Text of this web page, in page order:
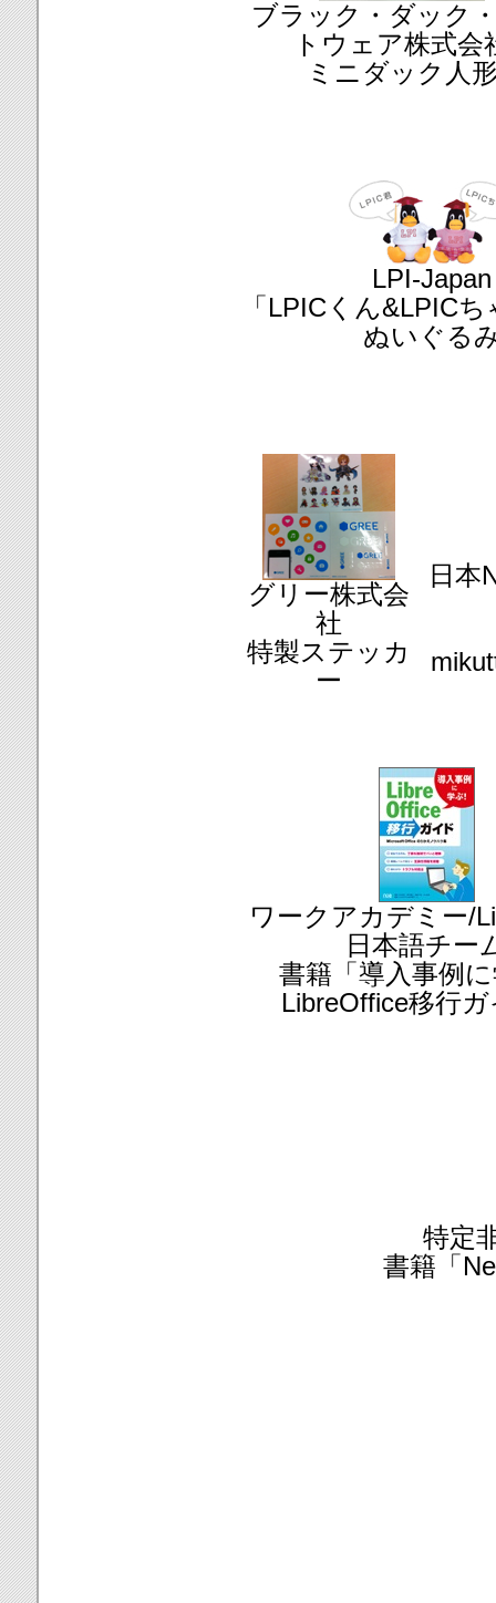
ブラック・ダック
トウェア株式会
ミニダック人
LPI-Japan
「LPICくん&LPIC
ぬいぐる
グリー株式会
社
特製ステッカ
ー
日本
ワークアカデミー/
日本語チー
書籍「導入事例
LibreOffice移行
特定
書籍「